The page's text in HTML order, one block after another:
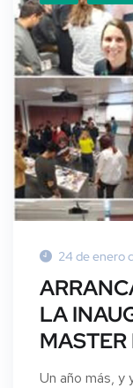
24 de enero
LA
MASTER
Un año más, y